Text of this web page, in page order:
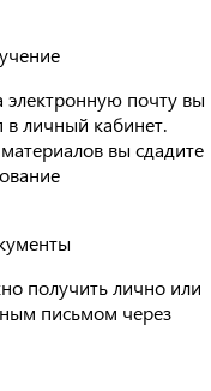
электронную почту вы
в личный кабинет.
вы сдадите
получить лично или
письмом через